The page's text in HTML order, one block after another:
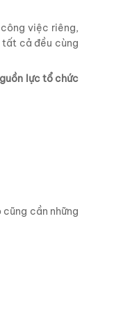
việc riêng,
cả đều cùng
lực tổ chức
cũng cần những